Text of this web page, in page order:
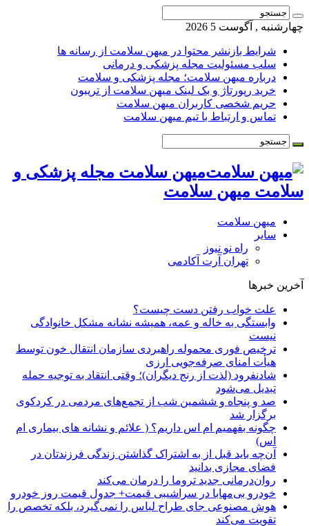
چهارشنبه , آگوست 5 2026
شرایط بازنشر محتوا در میهن سلامت از رسانه ها
سلب مسئولیت مجله پزشکی و درمانی
درباره میهن سلامت؛ مجله پزشکی و سلامت
خرید رپورتاژ و بک لینک میهن سلامت از تریبون
حریم شخصی کاربران میهن سلامت
تماس و ارتباط با تیم میهن سلامت
میهن سلامت مجله پزشکی و
سلامت میهن سلامت
میهن سلامت
سایر
راه نو نیوز
تهران آرت آکادمی
آخرین خبرها
علت خواب رفتن دست چیست؟
وابستگی به خاله و عمه، همیشه نشانه مشکل خانوادگی
نیست
ترخیص فوری محموله راهبردی سازمان انتقال خون توسط
هیأت امنای صرفه‌جویی ارزی
شادنفرود (لذت از رنج دیگران)؛ وقتی انتقاد به توجیه حمله
تبدیل می‌شود
صد و پنجاه‌ و ششمین شب از تجمع‌های مردمی در کردکوی
برگزار شد
چگونه بفهمیم ام اس داریم؟ ( علائم و نشانه های بیماری ام
اس)
آن‌چه باید قبل از به اشتراک گذاشتن زندگی فرزندتان در
فضای مجازی بدانید
روان‌درمانی جدید تروما را درمان می‌کند
خودرو بی‌مهابا در سراشیبی قیمت+ جدول قیمت روز خودرو
هوش مصنوعی جای طراح لباس را نمی‌گیرد، بلکه تخصص را
تقویت می‌کند